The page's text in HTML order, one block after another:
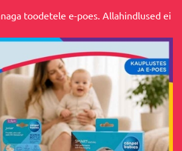
toodetele e-poes. Allahindlused ei